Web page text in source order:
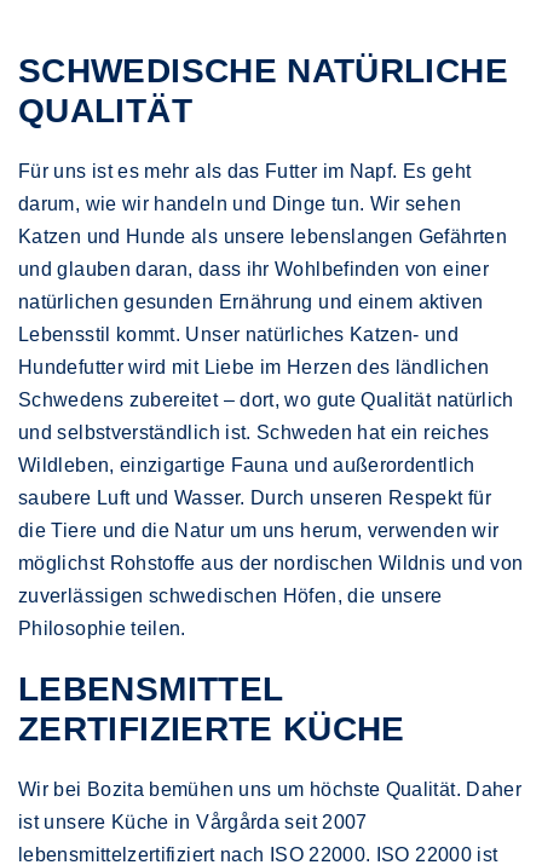
SCHWEDISCHE NATÜRLICHE
QUALITÄT
Für uns ist es mehr als das Futter im Napf. Es geht
darum, wie wir handeln und Dinge tun. Wir sehen
Katzen und Hunde als unsere lebenslangen Gefährten
und glauben daran, dass ihr Wohlbefinden von einer
natürlichen gesunden Ernährung und einem aktiven
Lebensstil kommt. Unser natürliches Katzen- und
Hundefutter wird mit Liebe im Herzen des ländlichen
Schwedens zubereitet – dort, wo gute Qualität natürlich
und selbstverständlich ist. Schweden hat ein reiches
Wildleben, einzigartige Fauna und außerordentlich
saubere Luft und Wasser. Durch unseren Respekt für
die Tiere und die Natur um uns herum, verwenden wir
möglichst Rohstoffe aus der nordischen Wildnis und von
zuverlässigen schwedischen Höfen, die unsere
Philosophie teilen.
LEBENSMITTEL
ZERTIFIZIERTE KÜCHE
Wir bei Bozita bemühen uns um höchste Qualität. Daher
ist unsere Küche in Vårgårda seit 2007
lebensmittelzertifiziert nach ISO 22000. ISO 22000 ist